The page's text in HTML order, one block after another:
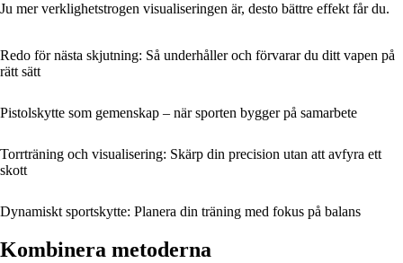
Ju mer verklighetstrogen visualiseringen är, desto bättre effekt får du.
Redo för nästa skjutning: Så underhåller och förvarar du ditt vapen på
rätt sätt
Pistolskytte som gemenskap – när sporten bygger på samarbete
Torrträning och visualisering: Skärp din precision utan att avfyra ett
skott
Dynamiskt sportskytte: Planera din träning med fokus på balans
Kombinera metoderna